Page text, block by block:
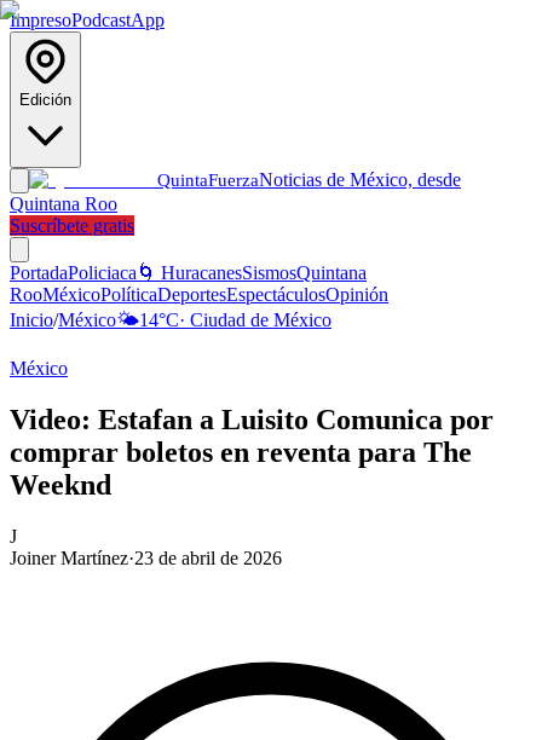
ImpresoPodcastApp
Edición
QuintaFuerzaNoticias de México, desde
Quintana Roo
Suscríbete gratis
PortadaPoliciaca 🌀 HuracanesSismosQuintana
RooMéxicoPolíticaDeportesEspectáculosOpinión
Inicio/México🌤️14°C· Ciudad de México
México
Video: Estafan a Luisito Comunica por
comprar boletos en reventa para The
Weeknd
J
Joiner Martínez·23 de abril de 2026